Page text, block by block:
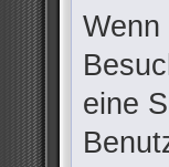
Wenn
eine